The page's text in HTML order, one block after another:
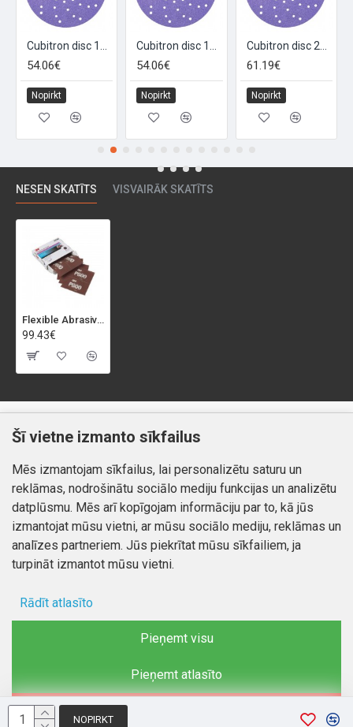
NOPIRKT
54.06€
Nopirkt
54.06€
Nopirkt
61.19€
Nopirkt
NESEN SKATĪTS VISVAIRĀK SKATĪTS
Flexible Abrasive sheet 140x171 mm P800 (25 pcs.)
99.43€
Klientiem
Kontakti
Preču atgriešana
Mans profils
Mans profils
Pasūtījumi
Piegāde un apmaksa
Atteikuma tiesības
Privātuma politika
Kontakti
Autortiesības © 2026, www.autobode.lv, Visas tiesības
Šī vietne izmanto sīkfailus
Mēs izmantojam sīkfailus, lai personalizētu saturu un
reklāmas, nodrošinātu sociālo mediju funkcijas un analizētu
datplūsmu. Mēs arī kopīgojam informāciju par to, kā jūs
izmantojat mūsu vietni, ar mūsu sociālo mediju, reklāmas un
analīzes partneriem. Jūs piekrītat mūsu sīkfailiem, ja
turpināt izmantot mūsu vietni.
Rādīt atlasīto
Reklāmas personalizēšana
Pieņemt visu
Pieņemt atlasīto